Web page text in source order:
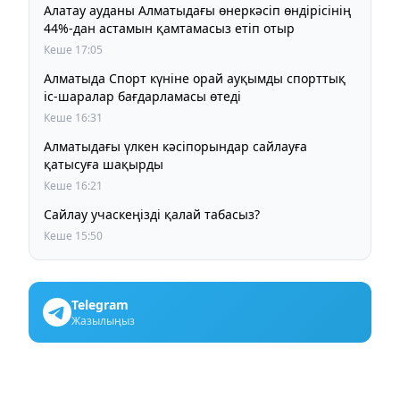
Алатау ауданы Алматыдағы өнеркәсіп өндірісінің
44%-дан астамын қамтамасыз етіп отыр
Кеше 17:05
Алматыда Спорт күніне орай ауқымды спорттық
іс-шаралар бағдарламасы өтеді
Кеше 16:31
Алматыдағы үлкен кәсіпорындар сайлауға
қатысуға шақырды
Кеше 16:21
Сайлау учаскеңізді қалай табасыз?
Кеше 15:50
Telegram
Жазылыңыз